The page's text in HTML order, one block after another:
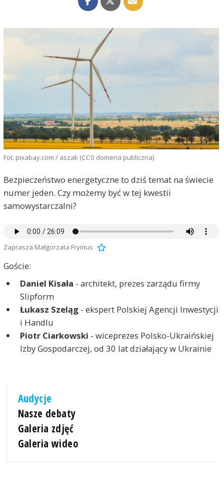
Fot. pixabay.com / aszak (CC0 domena publiczna)
Bezpieczeństwo energetyczne to dziś temat na świecie
numer jeden. Czy możemy być w tej kwestii
samowystarczalni?
Zaprasza Małgorzata Frymus
Goście:
Daniel Kisała - architekt, prezes zarządu firmy
Slipform
Łukasz Szeląg- ekspert Polskiej Agencji Inwestycji
i Handlu
Piotr Ciarkowski - wiceprezes Polsko-Ukraińskiej
Izby Gospodarczej, od 30 lat działający w Ukrainie
Audycje
Nasze debaty
Galeria zdjęć
Galeria wideo